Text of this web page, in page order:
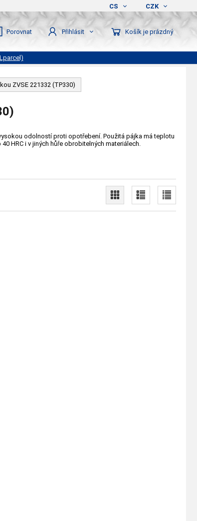
CS CZK
Porovnat Přihlásit Košík je prázdný
ZVSE 221332 (TP330)
odolností proti opotřebení. Použitá pájka má teplotu
HRC i v jiných hůře obrobitelných materiálech.